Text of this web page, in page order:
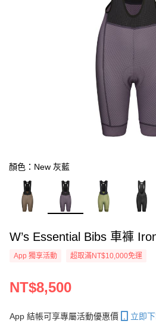
顏色：New 灰藍
W’s Essential Bibs 車褲
App 獨享活動 超取滿NT$10,000免運
NT$8,500
App 結帳可享專屬活動優惠價 立即